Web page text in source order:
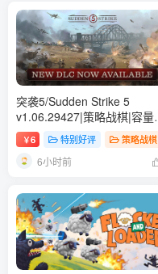
突袭5/Sudden Strike 5
v1.06.29427|策略战棋|容量
20.6GB|免安装绿色中文版
￥6 特别好评 策略战棋
6小时前